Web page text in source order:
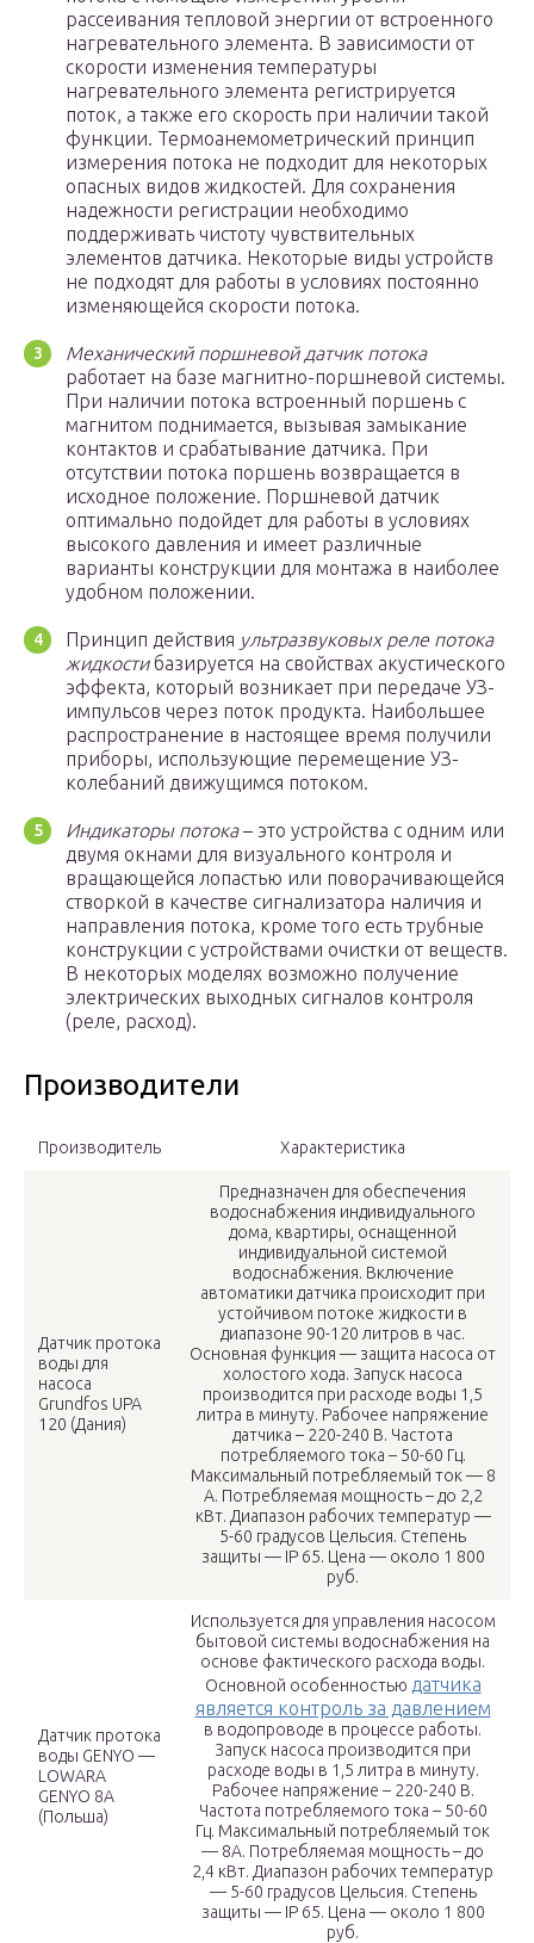
рассеивания тепловой энергии от встроенного
нагревательного элемента. В зависимости от
скорости изменения температуры
нагревательного элемента регистрируется
поток, а также его скорость при наличии такой
функции. Термоанемометрический принцип
измерения потока не подходит для некоторых
опасных видов жидкостей. Для сохранения
надежности регистрации необходимо
поддерживать чистоту чувствительных
элементов датчика. Некоторые виды устройств
не подходят для работы в условиях постоянно
изменяющейся скорости потока.
Механический поршневой датчик потока
работает на базе магнитно-поршневой системы.
При наличии потока встроенный поршень с
магнитом поднимается, вызывая замыкание
контактов и срабатывание датчика. При
отсутствии потока поршень возвращается в
исходное положение. Поршневой датчик
оптимально подойдет для работы в условиях
высокого давления и имеет различные
варианты конструкции для монтажа в наиболее
удобном положении.
Принцип действия ультразвуковых реле потока
жидкостибазируется на свойствах акустического
эффекта, который возникает при передаче УЗ-
импульсов через поток продукта. Наибольшее
распространение в настоящее время получили
приборы, использующие перемещение УЗ-
колебаний движущимся потоком.
Индикаторы потока– это устройства с одним или
двумя окнами для визуального контроля и
вращающейся лопастью или поворачивающейся
створкой в качестве сигнализатора наличия и
направления потока, кроме того есть трубные
конструкции с устройствами очистки от веществ.
В некоторых моделях возможно получение
электрических выходных сигналов контроля
(реле, расход).
Производители
Производитель Характеристика
Датчик протока
воды для
насоса
Grundfos UPA
120 (Дания)
Предназначен для обеспечения
водоснабжения индивидуального
дома, квартиры, оснащенной
индивидуальной системой
водоснабжения. Включение
автоматики датчика происходит при
устойчивом потоке жидкости в
диапазоне 90-120 литров в час.
Основная функция — защита насоса от
холостого хода. Запуск насоса
производится при расходе воды 1,5
литра в минуту. Рабочее напряжение
датчика – 220-240 В. Частота
потребляемого тока – 50-60 Гц.
Максимальный потребляемый ток — 8
А. Потребляемая мощность – до 2,2
кВт. Диапазон рабочих температур —
5-60 градусов Цельсия. Степень
защиты — IP 65. Цена — около 1 800
руб.
Датчик протока
воды GENYO —
LOWARA
GENYO 8A
(Польша)
Используется для управления насосом
бытовой системы водоснабжения на
основе фактического расхода воды.
Основной особенностью датчика
является контроль за давлением
в водопроводе в процессе работы.
Запуск насоса производится при
расходе воды в 1,5 литра в минуту.
Рабочее напряжение – 220-240 В.
Частота потребляемого тока – 50-60
Гц. Максимальный потребляемый ток
— 8А. Потребляемая мощность – до
2,4 кВт. Диапазон рабочих температур
— 5-60 градусов Цельсия. Степень
защиты — IP 65. Цена — около 1 800
руб.